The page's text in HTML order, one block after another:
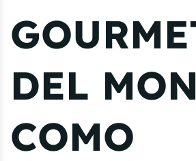
DEL
COMO